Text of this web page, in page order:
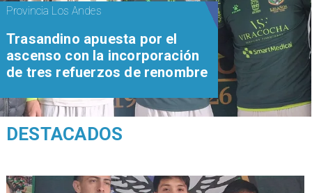
Provincia Los Andes
Trasandino apuesta por el
ascenso con la incorporación
de tres refuerzos de renombre
DESTACADOS